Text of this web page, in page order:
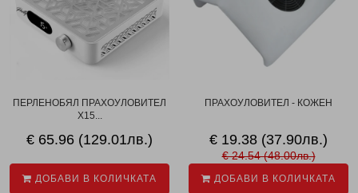
ПЕРЛЕНОБЯЛ ПРАХОУЛОВИТЕЛ
X15...
€ 65.96 (129.01лв.)
ДОБАВИ В КОЛИЧКАТА
ПРАХОУЛОВИТЕЛ - КОЖЕН
€ 19.38 (37.90лв.)
€ 24.54 (48.00лв.)
ДОБАВИ В КОЛИЧКАТА